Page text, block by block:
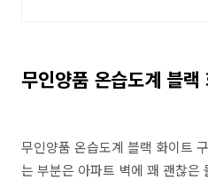
무인양품 온습도계 블랙
무인양품 온습도계 블랙 화이트
는 부분은 아파트 벽에 꽤 괜찮은